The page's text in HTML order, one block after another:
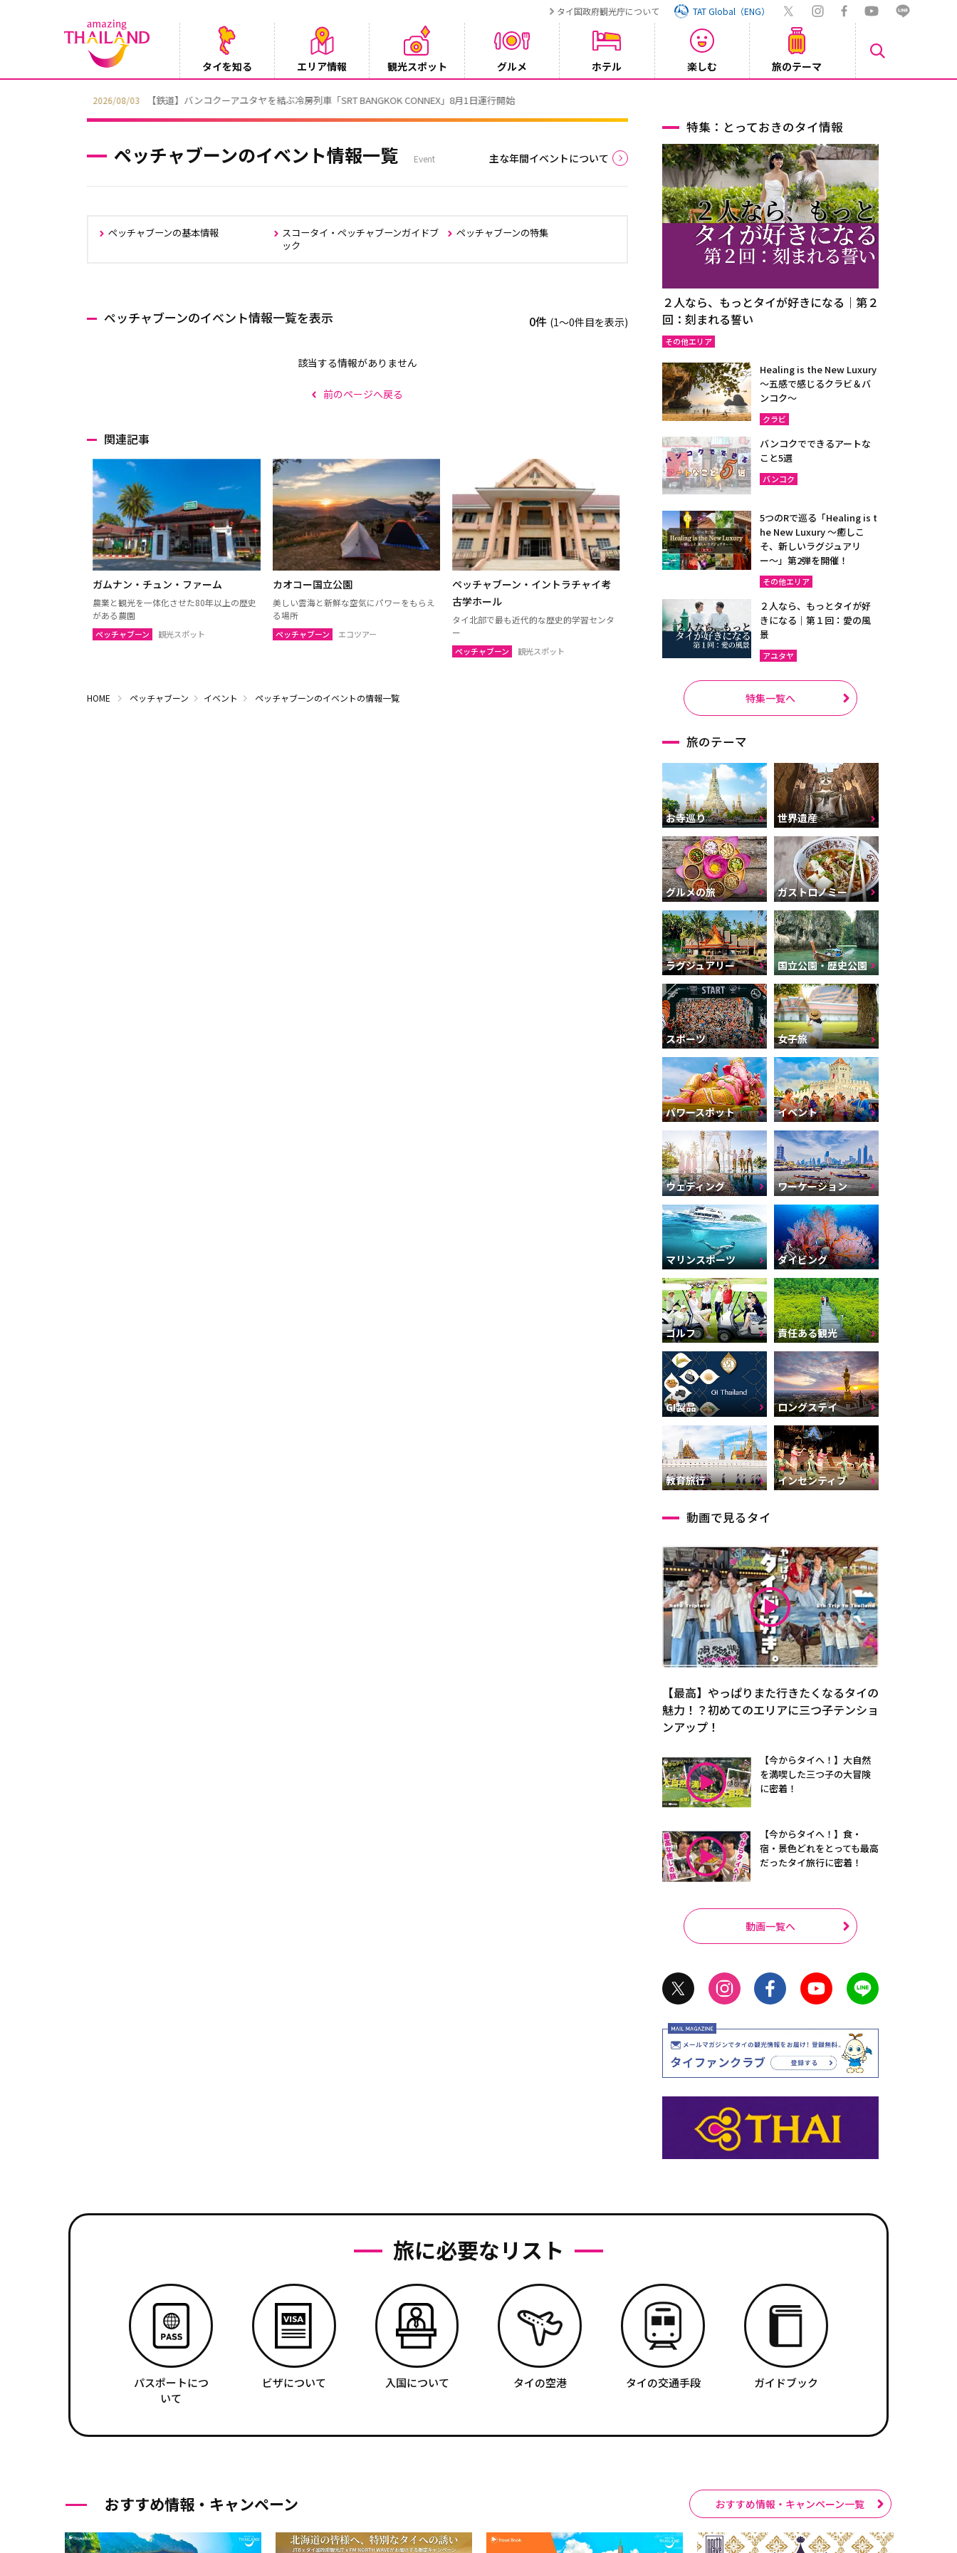
タイ国政府観光庁について TAT Global（ENG）
タイを知る エリア情報 観光スポット グルメ ホテル 楽しむ 旅のテーマ
2026/08/03 【鉄道】バンコクーアユタヤを結ぶ冷房列車「SRT BANGKOK CONNEX」8月1日運行開始
ペッチャブーンのイベント情報一覧 Event 主な年間イベントについて
ペッチャブーンの基本情報
スコータイ・ペッチャブーンガイドブ
ック
ペッチャブーンの特集
ペッチャブーンのイベント情報一覧を表示 0件 (1〜0件目を表示)
該当する情報がありません
前のページへ戻る
関連記事
ガムナン・チュン・ファーム
農業と観光を一体化させた80年以上の歴史
がある農園
ペッチャブーン 観光スポット
カオコー国立公園
美しい雲海と新鮮な空気にパワーをもらえ
る場所
ペッチャブーン エコツアー
ペッチャブーン・イントラチャイ考
古学ホール
タイ北部で最も近代的な歴史的学習センタ
ー
ペッチャブーン 観光スポット
HOME ペッチャブーン イベント ペッチャブーンのイベントの情報一覧
特集：とっておきのタイ情報
２人なら、もっとタイが好きになる｜第２
回：刻まれる誓い
その他エリア
Healing is the New Luxury
～五感で感じるクラビ＆バ
ンコク～
クラビ
バンコクでできるアートな
こと5選
バンコク
5つのRで巡る「Healing is t
he New Luxury ～癒しこ
そ、新しいラグジュアリ
ー〜」第2弾を開催！
その他エリア
２人なら、もっとタイが好
きになる｜第１回：愛の風
景
アユタヤ
特集一覧へ
旅のテーマ
お寺巡り 世界遺産
グルメの旅 ガストロノミー
ラグジュアリー 国立公園・歴史公園
スポーツ 女子旅
パワースポット イベント
ウェディング ワーケーション
マリンスポーツ ダイビング
ゴルフ 責任ある観光
GI製品 ロングステイ
教育旅行 インセンティブ
動画で見るタイ
【最高】やっぱりまた行きたくなるタイの
魅力！？初めてのエリアに三つ子テンショ
ンアップ！
【今からタイへ！】大自然
を満喫した三つ子の大冒険
に密着！
【今からタイへ！】食・
宿・景色どれをとっても最高
だったタイ旅行に密着！
動画一覧へ
旅に必要なリスト
パスポートにつ
いて
ビザについて 入国について タイの空港 タイの交通手段 ガイドブック
おすすめ情報・キャンペーン おすすめ情報・キャンペーン一覧